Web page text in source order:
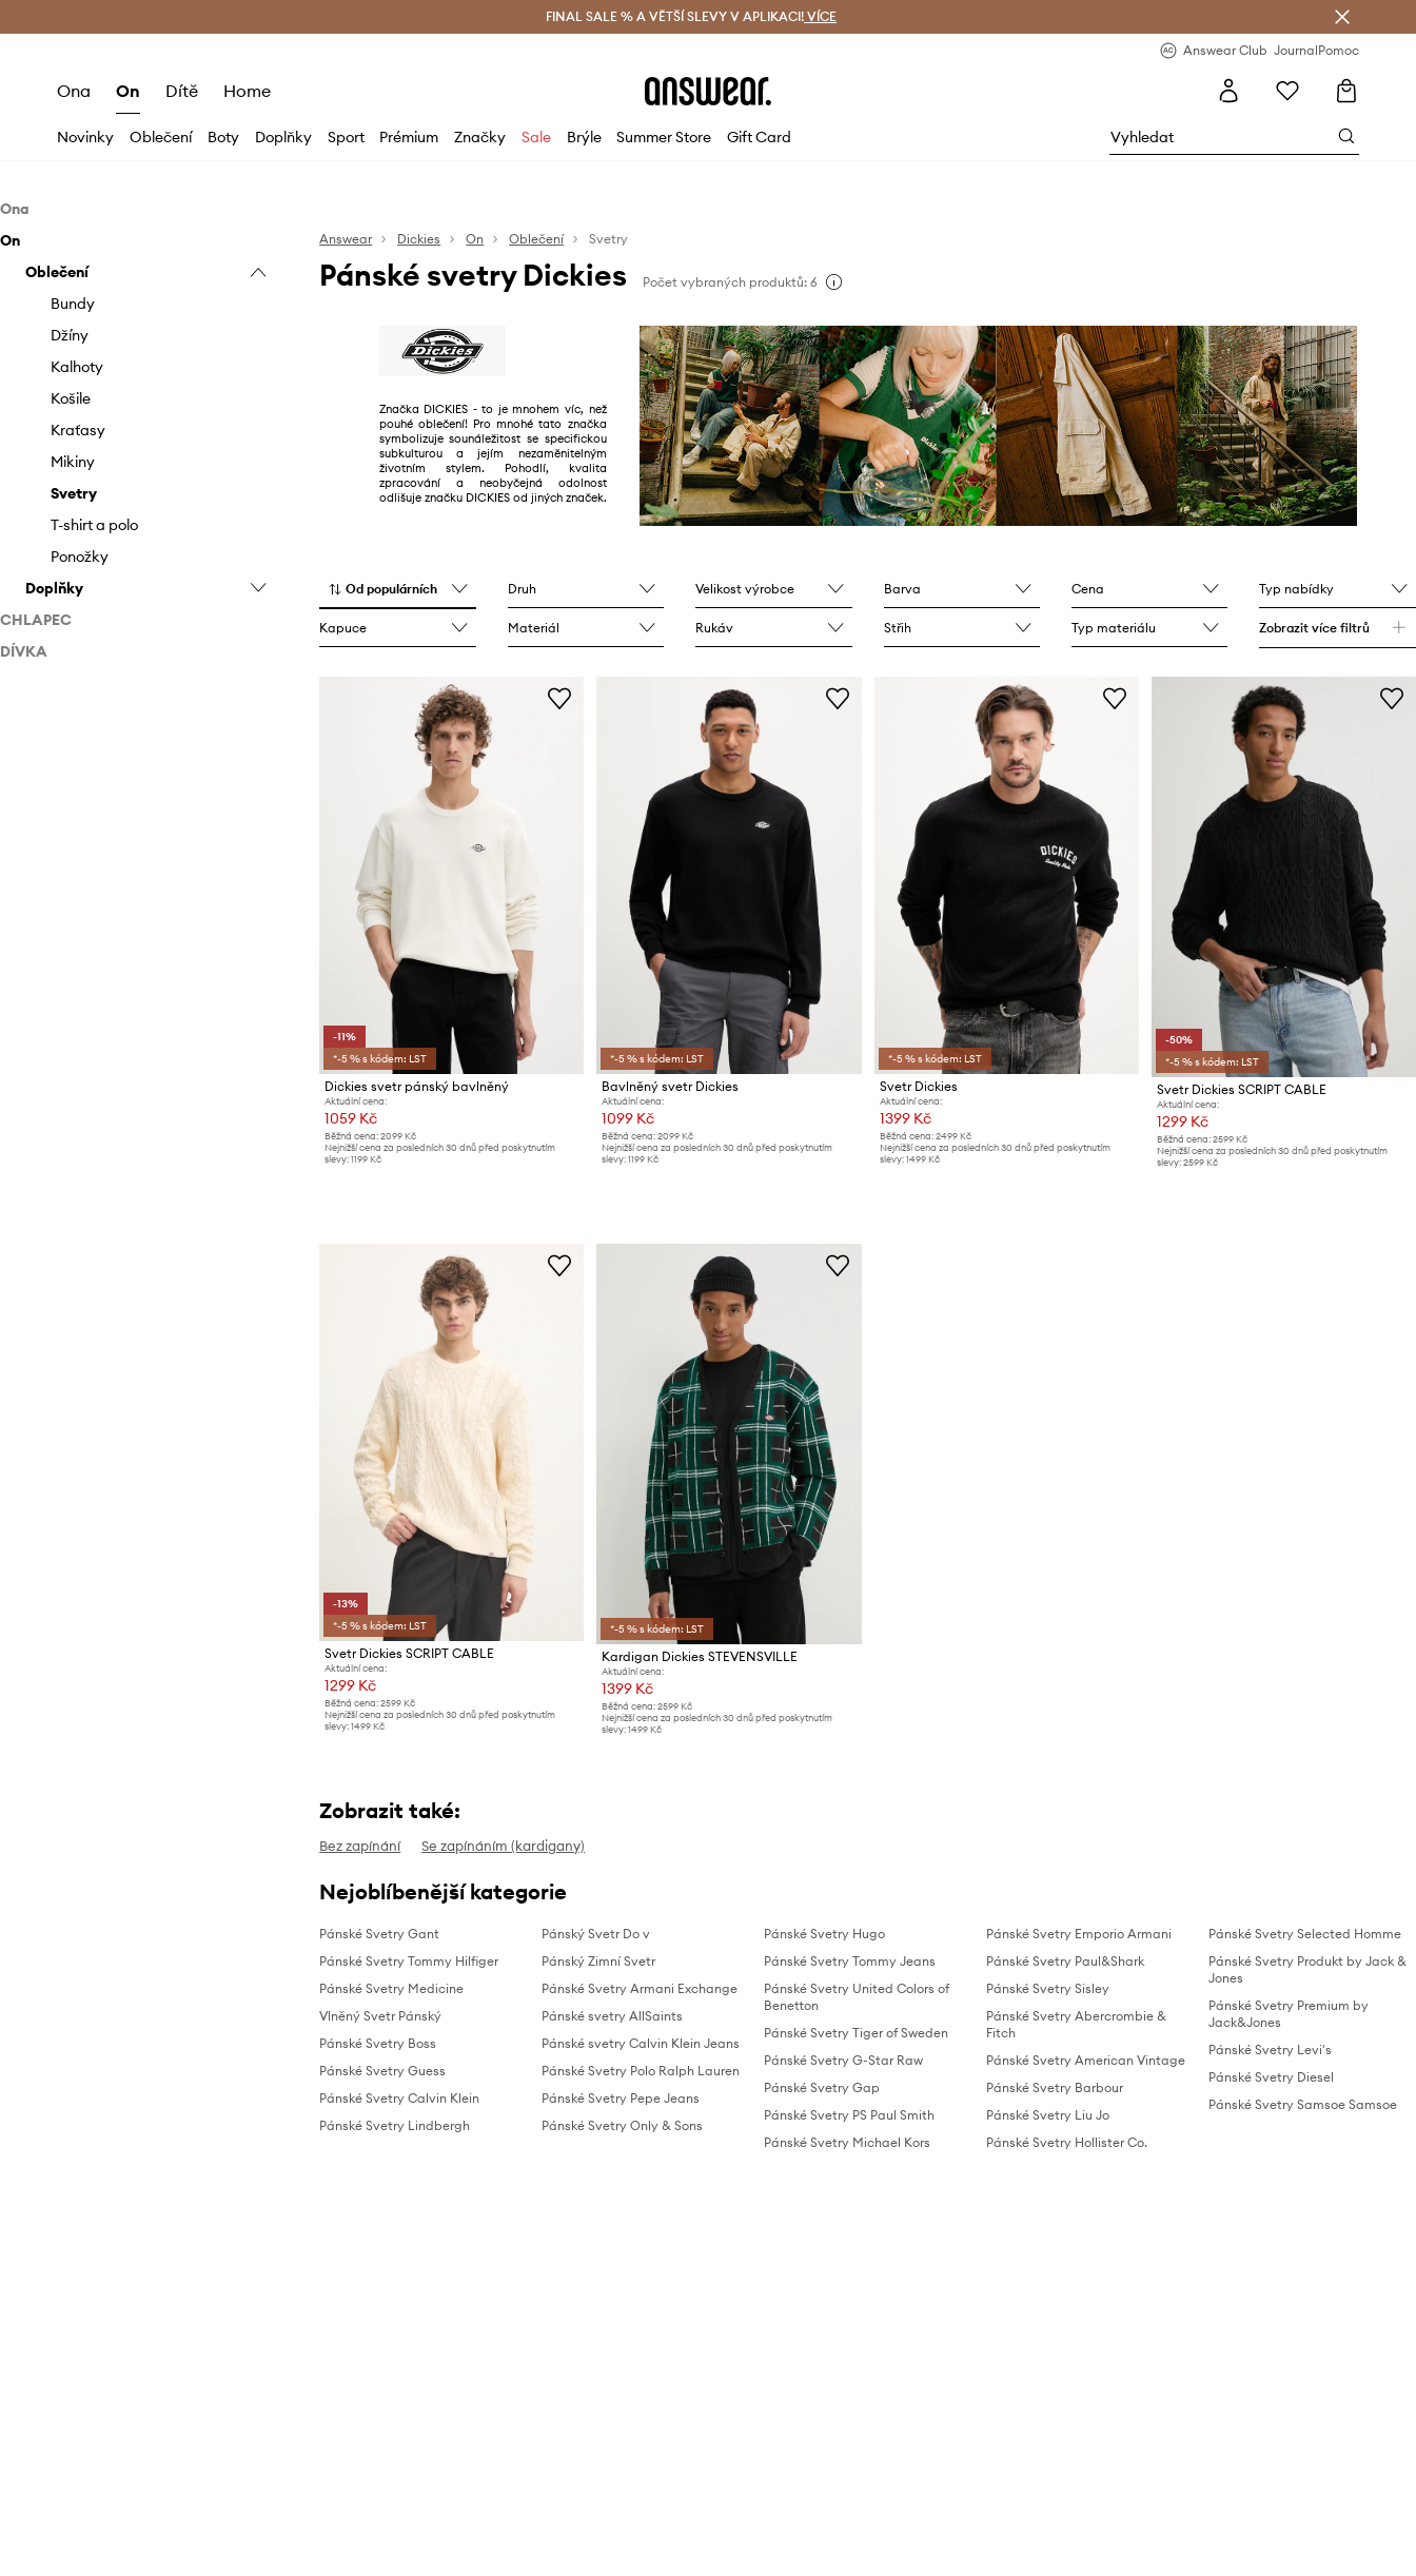
Doručení a vrácení zdarma (od 1800 Kč) Doručení i do 24 h
FINAL SALE % A VĚTŠÍ SLEVY V APLIKACI! VÍCE
Answear Club JournalPomoc
Ona On Dítě Home
Novinky Oblečení Boty Doplňky Sport Prémium Značky Sale Brýle Summer Store Gift Card
Ona
Bundy
Džíny
Halenky a košile
Kalhoty a legíny
Mikiny
Sukně
Svetry
Šortky
Šaty
Topy a trička
Ponožky
Doplňky
Batohy
Čepice a klobouky
Kabelky
Obaly a pouzdra
Peněženky
Šály a šátky
Tašky a kufry
On
Oblečení
Bundy
Džíny
Kalhoty
Košile
Kraťasy
Mikiny
Svetry
T-shirt a polo
Ponožky
Doplňky
Batohy
CHLAPEC
Doplňky
DÍVKA
Answear Dickies On Oblečení Svetry
Pánské svetry Dickies Počet vybraných produktů: 6
Značka DICKIES - to je mnohem víc, než
pouhé oblečení! Pro mnohé tato značka
symbolizuje sounáležitost se specifickou
subkulturou a jejím nezaměnitelným
životním stylem. Pohodlí, kvalita
zpracování a neobyčejná odolnost
odlišuje značku DICKIES od jiných značek.
Od populárních Druh Velikost výrobce Barva Cena Typ nabídky
Kapuce Materiál Rukáv Střih Typ materiálu Zobrazit více filtrů
-11%
*-5 % s kódem: LST
Dickies svetr pánský bavlněný
Aktuální cena:
1059 Kč
Běžná cena: 2099 Kč
Nejnižší cena za posledních 30 dnů před poskytnutím
slevy: 1199 Kč
*-5 % s kódem: LST
Bavlněný svetr Dickies
Aktuální cena:
1099 Kč
Běžná cena: 2099 Kč
Nejnižší cena za posledních 30 dnů před poskytnutím
slevy: 1199 Kč
*-5 % s kódem: LST
Svetr Dickies
Aktuální cena:
1399 Kč
Běžná cena: 2499 Kč
Nejnižší cena za posledních 30 dnů před poskytnutím
slevy: 1499 Kč
-50%
*-5 % s kódem: LST
Svetr Dickies SCRIPT CABLE
Aktuální cena:
1299 Kč
Běžná cena: 2599 Kč
Nejnižší cena za posledních 30 dnů před poskytnutím
slevy: 2599 Kč
-13%
*-5 % s kódem: LST
Svetr Dickies SCRIPT CABLE
Aktuální cena:
1299 Kč
Běžná cena: 2599 Kč
Nejnižší cena za posledních 30 dnů před poskytnutím
slevy: 1499 Kč
*-5 % s kódem: LST
Kardigan Dickies STEVENSVILLE
Aktuální cena:
1399 Kč
Běžná cena: 2599 Kč
Nejnižší cena za posledních 30 dnů před poskytnutím
slevy: 1499 Kč
Zobrazit také:
Bez zapínání Se zapínáním (kardigany)
Nejoblíbenější kategorie
Pánské Svetry Gant
Pánské Svetry Tommy Hilfiger
Pánské Svetry Medicine
Vlněný Svetr Pánský
Pánské Svetry Boss
Pánské Svetry Guess
Pánské Svetry Calvin Klein
Pánské Svetry Lindbergh
Pánský Svetr Do v
Pánský Zimní Svetr
Pánské Svetry Armani Exchange
Pánské svetry AllSaints
Pánské svetry Calvin Klein Jeans
Pánské Svetry Polo Ralph Lauren
Pánské Svetry Pepe Jeans
Pánské Svetry Only & Sons
Pánské Svetry Hugo
Pánské Svetry Tommy Jeans
Pánské Svetry United Colors of
Benetton
Pánské Svetry Tiger of Sweden
Pánské Svetry G-Star Raw
Pánské Svetry Gap
Pánské Svetry PS Paul Smith
Pánské Svetry Michael Kors
Pánské Svetry Emporio Armani
Pánské Svetry Paul&Shark
Pánské Svetry Sisley
Pánské Svetry Abercrombie &
Fitch
Pánské Svetry American Vintage
Pánské Svetry Barbour
Pánské Svetry Liu Jo
Pánské Svetry Hollister Co.
Pánské Svetry Selected Homme
Pánské Svetry Produkt by Jack &
Jones
Pánské Svetry Premium by
Jack&Jones
Pánské Svetry Levi's
Pánské Svetry Diesel
Pánské Svetry Samsoe Samsoe